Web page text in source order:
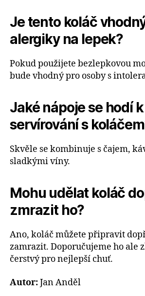
Je tento koláč
alergiky na lepek?
Pokud použijete bezlepkovou
bude vhodný pro osoby s
Jaké nápoje se hodí k
servírování s
Skvěle se kombinuje s čajem,
sladkými víny.
Mohu udělat koláč
zmrazit ho?
Ano, koláč můžete připravit
zamrazit. Doporučujeme ho ale
čerstvý pro nejlepší chuť.
Autor:Jan Anděl